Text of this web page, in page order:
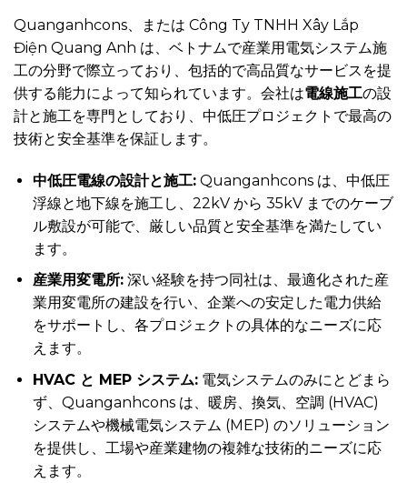
Quanganhcons、または Công Ty TNHH Xây Lắp
Điện Quang Anh は、ベトナムで産業用電気システム施
工の分野で際立っており、包括的で高品質なサービスを提
供する能力によって知られています。会社は電線施工の設
計と施工を専門としており、中低圧プロジェクトで最高の
技術と安全基準を保証します。
中低圧電線の設計と施工:Quanganhcons は、中低圧
浮線と地下線を施工し、22kV から 35kV までのケーブ
ル敷設が可能で、厳しい品質と安全基準を満たしてい
ます。
産業用変電所:深い経験を持つ同社は、最適化された産
業用変電所の建設を行い、企業への安定した電力供給
をサポートし、各プロジェクトの具体的なニーズに応
えます。
HVAC と MEP システム:電気システムのみにとどまら
ず、Quanganhcons は、暖房、換気、空調 (HVAC)
システムや機械電気システム (MEP) のソリューション
を提供し、工場や産業建物の複雑な技術的ニーズに応
えます。